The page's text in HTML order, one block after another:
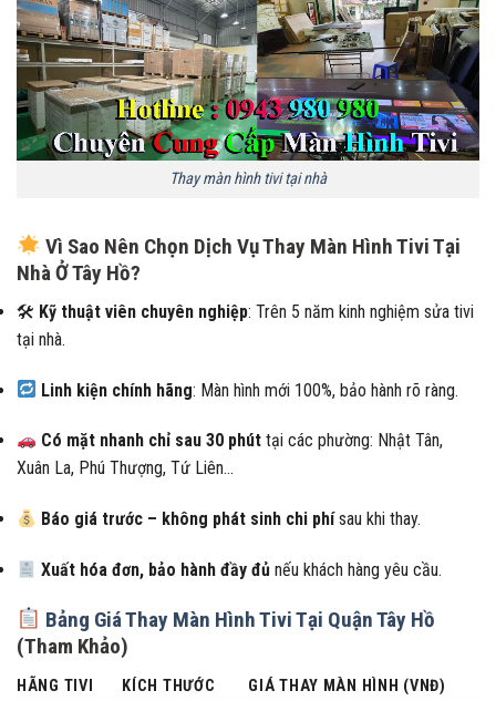
Thay màn hình tivi tại nhà
Vì Sao Nên Chọn Dịch Vụ Thay Màn Hình Tivi Tại
Nhà Ở Tây Hồ?
🛠 Kỹ thuật viên chuyên nghiệp: Trên 5 năm kinh nghiệm sửa tivi
tại nhà.
Linh kiện chính hãng: Màn hình mới 100%, bảo hành rõ ràng.
Có mặt nhanh chỉ sau 30 phút tại các phường: Nhật Tân,
Xuân La, Phú Thượng, Tứ Liên…
Báo giá trước – không phát sinh chi phísau khi thay.
Xuất hóa đơn, bảo hành đầy đủ nếu khách hàng yêu cầu.
Bảng Giá Thay Màn Hình Tivi Tại Quận Tây Hồ
(Tham Khảo)
HÃNG TIVI KÍCH THƯỚC
GIÁ THAY MÀN HÌNH (VNĐ)